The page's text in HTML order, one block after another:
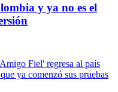
y ya no es el
Fiel' regresa al país
ya comenzó sus pruebas